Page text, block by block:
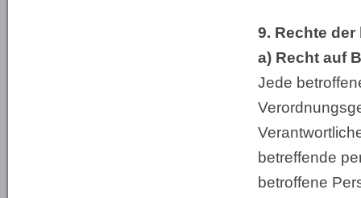
9. Rechte
a) Recht auf
Jede
betreffende
betroffene